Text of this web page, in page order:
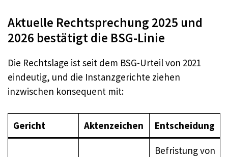
Aktuelle Rechtsprechung 2025 und
2026 bestätigt die BSG-Linie
Die Rechtslage ist seit dem BSG-Urteil von 2021
eindeutig, und die Instanzgerichte ziehen
inzwischen konsequent mit:
Gericht Aktenzeichen Entscheidung
Befristung von